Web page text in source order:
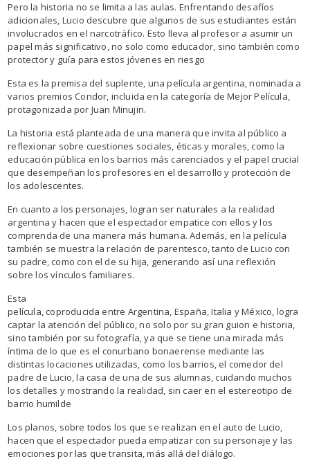
Pero la historia no se limita a las aulas. Enfrentando desafíos
adicionales, Lucio descubre que algunos de sus estudiantes están
involucrados en el narcotráfico. Esto lleva al profesor a asumir un
papel más significativo, no solo como educador, sino también como
protector y guía para estos jóvenes en riesgo
Esta es la premisa del suplente, una película argentina, nominada a
varios premios Condor, incluida en la categoría de Mejor Película,
protagonizada por Juan Minujin.
La historia está planteada de una manera que invita al público a
reflexionar sobre cuestiones sociales, éticas y morales, como la
educación pública en los barrios más carenciados y el papel crucial
que desempeñan los profesores en el desarrollo y protección de
los adolescentes.
En cuanto a los personajes, logran ser naturales a la realidad
argentina y hacen que el espectador empatice con ellos y los
comprenda de una manera más humana. Además, en la película
también se muestra la relación de parentesco, tanto de Lucio con
su padre, como con el de su hija, generando así una reflexión
sobre los vínculos familiares.
Esta
película, coproducida entre Argentina, España, Italia y México, logra
captar la atención del público, no solo por su gran guion e historia,
sino también por su fotografía, ya que se tiene una mirada más
íntima de lo que es el conurbano bonaerense mediante las
distintas locaciones utilizadas, como los barrios, el comedor del
padre de Lucio, la casa de una de sus alumnas, cuidando muchos
los detalles y mostrando la realidad, sin caer en el estereotipo de
barrio humilde
Los planos, sobre todos los que se realizan en el auto de Lucio,
hacen que el espectador pueda empatizar con su personaje y las
emociones por las que transita, más allá del diálogo.